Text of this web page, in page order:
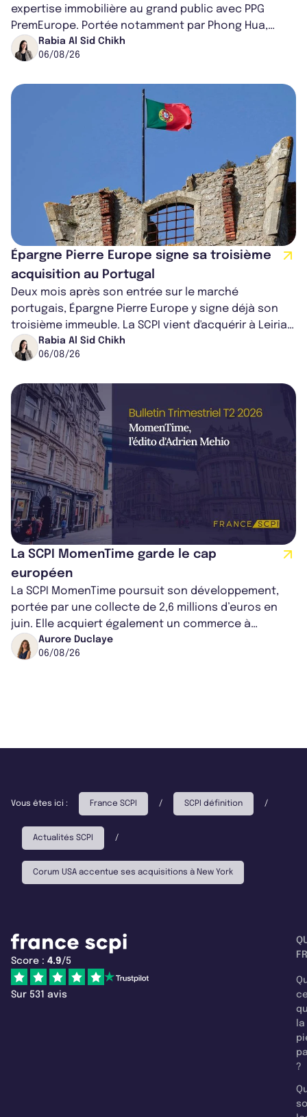
expertise immobilière au grand public avec PPG
PremEurope. Portée notamment par Phong Hua,
ancien directeur des investissements d...
Rabia Al Sid Chikh
06/08/26
Épargne Pierre Europe signe sa troisième
acquisition au Portugal
Deux mois après son entrée sur le marché
portugais, Épargne Pierre Europe y signe déjà son
troisième immeuble. La SCPI vient d'acquérir à Leiria,
dans le centre du pays, un établis...
Rabia Al Sid Chikh
06/08/26
La SCPI MomenTime garde le cap
européen
La SCPI MomenTime poursuit son développement,
portée par une collecte de 2,6 millions d’euros en
juin. Elle acquiert également un commerce à
Worcester, place une plateforme logisti...
Aurore Duclaye
06/08/26
Vous êtes ici : France SCPI / SCPI définition /
Actualités SCPI /
Corum USA accentue ses acquisitions à New York
Score : 4.9/5
Sur 531 avis
la
?